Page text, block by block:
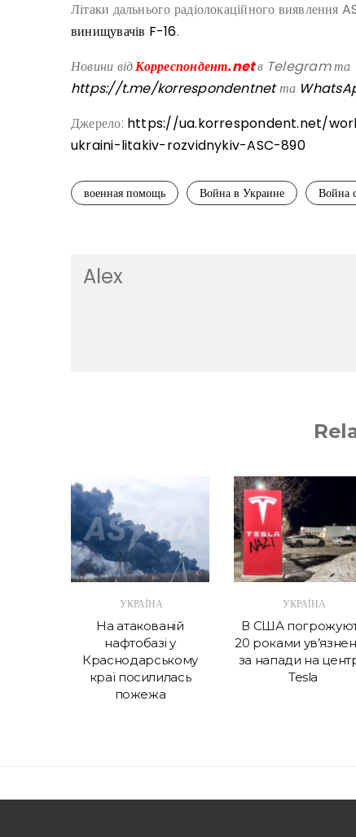
Літаки дальнього радіолокаційного виявлення
винищувачів F-16.
Новини відКорреспондент.netв Telegram та
https://t.me/korrespondentnetта
Джерело: https://ua.korrespondent.net/
ukraini-litakiv-rozvidnykiv-ASC-890
военная помощь Война в Украине Война
Alex
УКРАЇНА
На атакованій
нафтобазі у
Краснодарському
краї посилилась
пожежа
УКРАЇНА
В США
20 роками
за напади на
Tesla